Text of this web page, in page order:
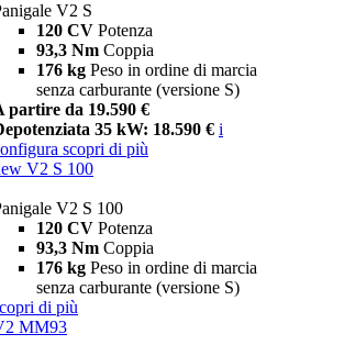
V2 S
120 CV Potenza
93,3 Nm Coppia
176 kg Peso in ordine di marcia
senza carburante (versione S)
partire da 19.590 €
35 kW: 18.590 € i
scopri di più
V2 S 100
V2 S 100
120 CV Potenza
93,3 Nm Coppia
176 kg Peso in ordine di marcia
senza carburante (versione S)
di più
MM93